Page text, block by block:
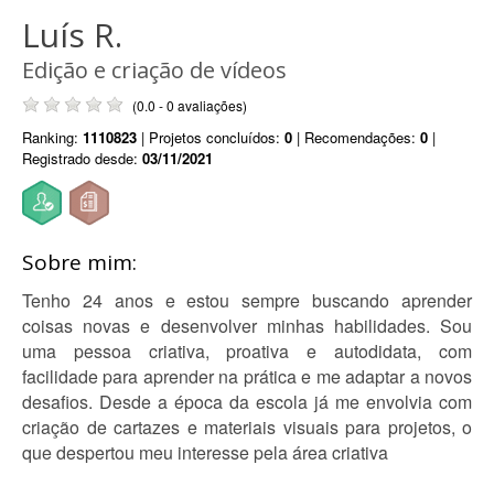
Luís R.
Edição e criação de vídeos
(0.0 - 0 avaliações)
Ranking: 1110823 | Projetos concluídos: 0 | Recomendações: 0 |
Registrado desde: 03/11/2021
Sobre mim:
Tenho 24 anos e estou sempre buscando aprender
coisas novas e desenvolver minhas habilidades. Sou
uma pessoa criativa, proativa e autodidata, com
facilidade para aprender na prática e me adaptar a novos
desafios. Desde a época da escola já me envolvia com
criação de cartazes e materiais visuais para projetos, o
que despertou meu interesse pela área criativa